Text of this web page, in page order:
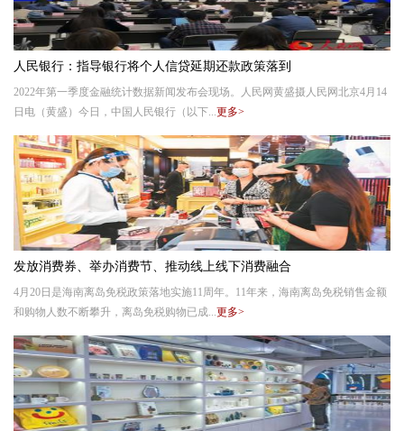
人民银行：指导银行将个人信贷延期还款政策落到
2022年第一季度金融统计数据新闻发布会现场。人民网黄盛摄人民网北京4月14
日电（黄盛）今日，中国人民银行（以下...更多>
发放消费券、举办消费节、推动线上线下消费融合
4月20日是海南离岛免税政策落地实施11周年。11年来，海南离岛免税销售金额
和购物人数不断攀升，离岛免税购物已成...更多>